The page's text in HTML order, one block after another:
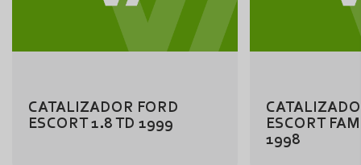
CATALIZADOR FORD
ESCORT 1.8 TD 1999
ESCORT
1998